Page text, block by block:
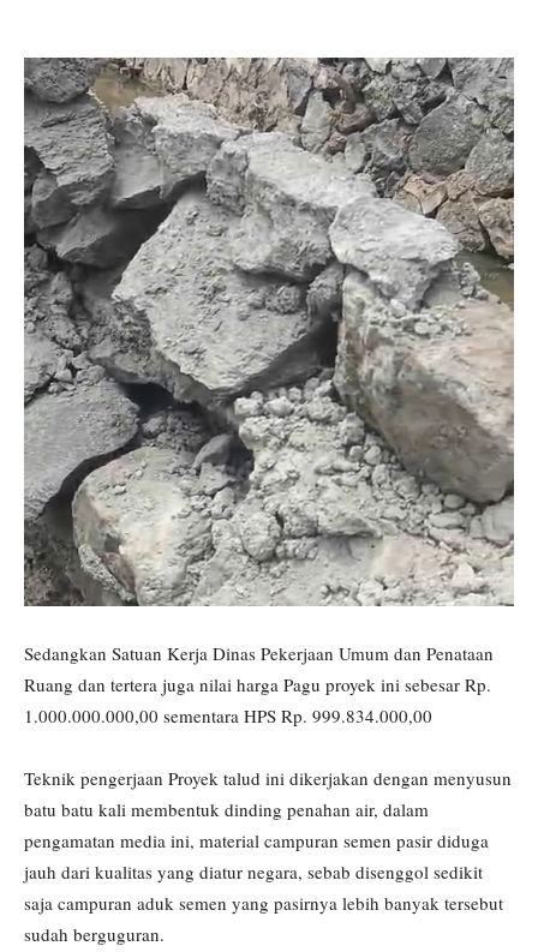
Sedangkan Satuan Kerja Dinas Pekerjaan Umum dan Penataan
Ruang dan tertera juga nilai harga Pagu proyek ini sebesar Rp.
1.000.000.000,00 sementara HPS Rp. 999.834.000,00
Teknik pengerjaan Proyek talud ini dikerjakan dengan menyusun
batu batu kali membentuk dinding penahan air, dalam
pengamatan media ini, material campuran semen pasir diduga
jauh dari kualitas yang diatur negara, sebab disenggol sedikit
saja campuran aduk semen yang pasirnya lebih banyak tersebut
sudah berguguran.